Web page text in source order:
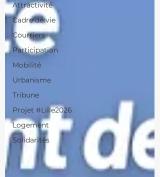
Attractivité
Cadre de vie
Courriers
Participation
Mobilité
Urbanisme
Tribune
Projet #Lille2026
Logement
Solidarités